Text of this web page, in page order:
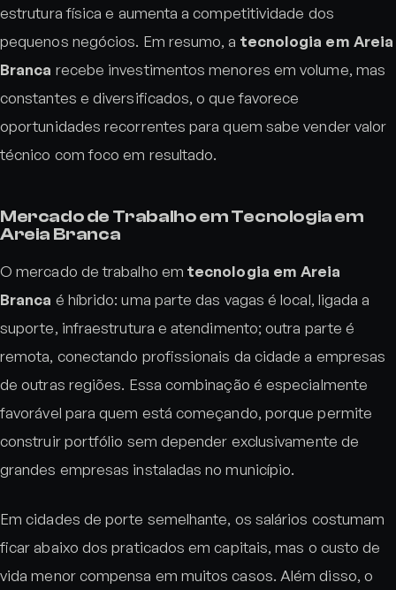
estrutura física e aumenta a competitividade dos
pequenos negócios. Em resumo, a tecnologia em Areia
Branca recebe investimentos menores em volume, mas
constantes e diversificados, o que favorece
oportunidades recorrentes para quem sabe vender valor
técnico com foco em resultado.
Mercado de Trabalho em Tecnologia em
Areia Branca
O mercado de trabalho em tecnologia em Areia
Branca é híbrido: uma parte das vagas é local, ligada a
suporte, infraestrutura e atendimento; outra parte é
remota, conectando profissionais da cidade a empresas
de outras regiões. Essa combinação é especialmente
favorável para quem está começando, porque permite
construir portfólio sem depender exclusivamente de
grandes empresas instaladas no município.
Em cidades de porte semelhante, os salários costumam
ficar abaixo dos praticados em capitais, mas o custo de
vida menor compensa em muitos casos. Além disso, o